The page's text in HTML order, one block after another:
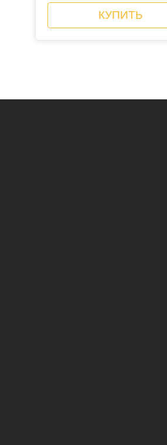
КУПИТЬ